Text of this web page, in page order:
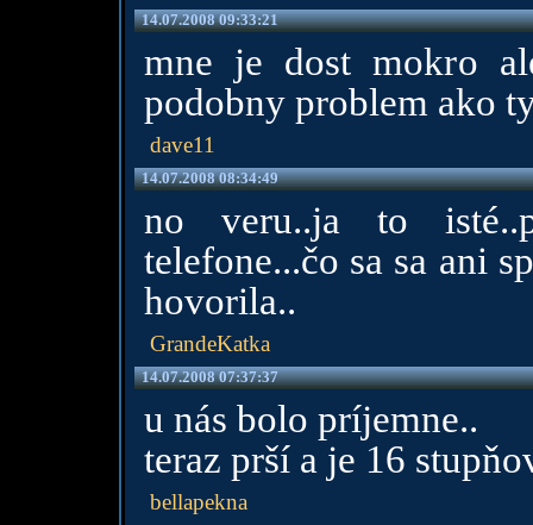
14.07.2008 09:33:21
mne je dost mokro
podobny problem ako
dave11
14.07.2008 08:34:49
no veru..ja to
telefone...čo sa sa ani
hovorila..
GrandeKatka
14.07.2008 07:37:37
u nás bolo príjemne..
teraz prší a je 16
bellapekna